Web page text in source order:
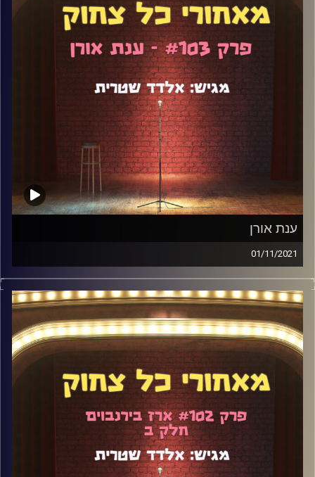
קרדיט תמונות: אלדד שטרית
ענת אורן
01/11/2021
ענת אורן היא סטנדאפיסטית, תסריטאית ושחקנית. אתם מכירים
אותה בזכות התפקיד והכתיבה הנהדרת שלה לסדרה "רון", עליה
דיברנו קצת במהלך הפודקאסט. דיברנו גם על הנישואין
הטריים, על הבאת ילדים לעולם, על נשיות, על גירושין, הבגרות
בספורט, וכמובן הרבה מאוד סטנדאפ.
קרדיט תמונות:אלדד שטרית